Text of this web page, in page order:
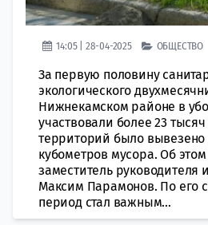
14:05 | 28-04-2025 ОБЩЕСТВО
За первую половину
экологического
Нижнекамском районе в
участвовали более 23
территорий было вывезено
кубометров мусора. Об
заместитель руководителя
Максим Парамонов. По его
период стал важным...